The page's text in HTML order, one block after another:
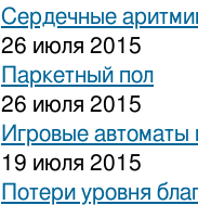
Сердечные
26 июля 2015
Паркетный пол
26 июля 2015
Игровые
19 июля 2015
Потери уровня